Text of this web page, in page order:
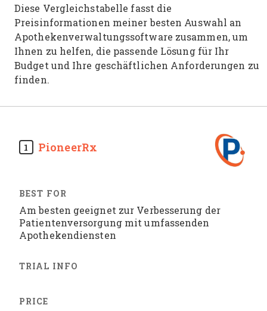
Diese Vergleichstabelle fasst die
Preisinformationen meiner besten Auswahl an
Apothekenverwaltungssoftware zusammen, um
Ihnen zu helfen, die passende Lösung für Ihr
Budget und Ihre geschäftlichen Anforderungen zu
finden.
1 PioneerRx
Am besten geeignet zur Verbesserung der
Patientenversorgung mit umfassenden
Apothekendiensten